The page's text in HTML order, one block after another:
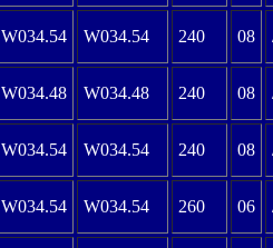
W034.54 W034.54 240 08
W034.48 W034.48 240 08
W034.54 W034.54 240 08
W034.54 W034.54 260 06